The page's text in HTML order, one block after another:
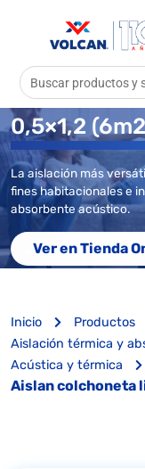
Aislan
0,5×1,2
La aislación más
fines habitacionales e
absorbente acústico.
Ver en Tienda
Inicio
Productos
Aislación térmica y
Acústica y térmica
Aislan colchoneta